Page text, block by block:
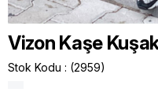
Vizon Kaşe
Stok Kodu (2959)